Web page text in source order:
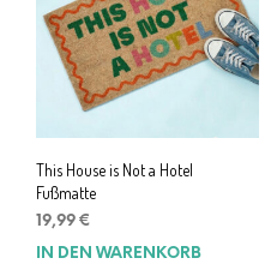
This House is Not a Hotel
Fußmatte
19,99 €
IN DEN WARENKORB